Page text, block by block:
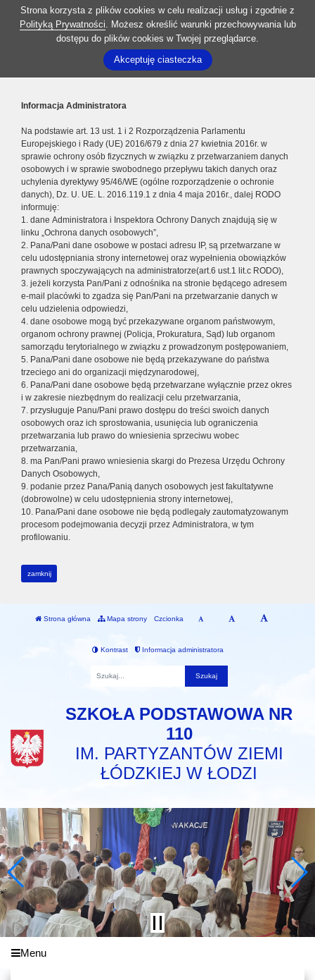
Strona korzysta z plików cookies w celu realizacji usług i zgodnie z
Polityką Prywatności. Możesz określić warunki przechowywania lub
dostępu do plików cookies w Twojej przeglądarce.
Akceptuję ciasteczka
Informacja Administratora
Na podstawie art. 13 ust. 1 i 2 Rozporządzenia Parlamentu
Europejskiego i Rady (UE) 2016/679 z dnia 27 kwietnia 2016r. w
sprawie ochrony osób fizycznych w związku z przetwarzaniem danych
osobowych i w sprawie swobodnego przepływu takich danych oraz
uchylenia dyrektywy 95/46/WE (ogólne rozporządzenie o ochronie
danych), Dz. U. UE. L. 2016.119.1 z dnia 4 maja 2016r., dalej RODO
informuję:
1. dane Administratora i Inspektora Ochrony Danych znajdują się w
linku „Ochrona danych osobowych”,
2. Pana/Pani dane osobowe w postaci adresu IP, są przetwarzane w
celu udostępniania strony internetowej oraz wypełnienia obowiązków
prawnych spoczywających na administratorze(art.6 ust.1 lit.c RODO),
3. jeżeli korzysta Pan/Pani z odnośnika na stronie będącego adresem
e-mail placówki to zgadza się Pan/Pani na przetwarzanie danych w
celu udzielenia odpowiedzi,
4. dane osobowe mogą być przekazywane organom państwowym,
organom ochrony prawnej (Policja, Prokuratura, Sąd) lub organom
samorządu terytorialnego w związku z prowadzonym postępowaniem,
5. Pana/Pani dane osobowe nie będą przekazywane do państwa
trzeciego ani do organizacji międzynarodowej,
6. Pana/Pani dane osobowe będą przetwarzane wyłącznie przez okres
i w zakresie niezbędnym do realizacji celu przetwarzania,
7. przysługuje Panu/Pani prawo dostępu do treści swoich danych
osobowych oraz ich sprostowania, usunięcia lub ograniczenia
przetwarzania lub prawo do wniesienia sprzeciwu wobec
przetwarzania,
8. ma Pan/Pani prawo wniesienia skargi do Prezesa Urzędu Ochrony
Danych Osobowych,
9. podanie przez Pana/Panią danych osobowych jest fakultatywne
(dobrowolne) w celu udostępnienia strony internetowej,
10. Pana/Pani dane osobowe nie będą podlegały zautomatyzowanym
procesom podejmowania decyzji przez Administratora, w tym
profilowaniu.
zamknij
Strona główna Mapa strony Czcionka
Kontrast Informacja administratora
SZKOŁA PODSTAWOWA NR
110
IM. PARTYZANTÓW ZIEMI
ŁÓDZKIEJ W ŁODZI
Menu